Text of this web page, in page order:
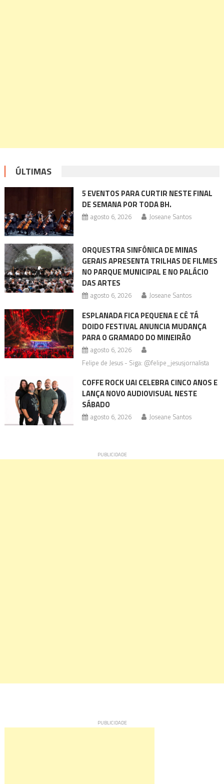
ÚLTIMAS
5 EVENTOS PARA CURTIR NESTE FINAL
DE SEMANA POR TODA BH.
agosto 6, 2026 Joseane Santos
ORQUESTRA SINFÔNICA DE MINAS
GERAIS APRESENTA TRILHAS DE FILMES
NO PARQUE MUNICIPAL E NO PALÁCIO
DAS ARTES
agosto 6, 2026 Joseane Santos
ESPLANADA FICA PEQUENA E CÊ TÁ
DOIDO FESTIVAL ANUNCIA MUDANÇA
PARA O GRAMADO DO MINEIRÃO
agosto 6, 2026
Felipe de Jesus - Siga: @felipe_jesusjornalista
COFFE ROCK UAI CELEBRA CINCO ANOS E
LANÇA NOVO AUDIOVISUAL NESTE
SÁBADO
agosto 6, 2026 Joseane Santos